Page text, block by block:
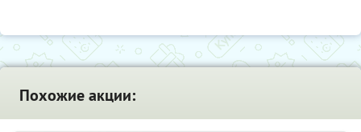
Похожие акции: